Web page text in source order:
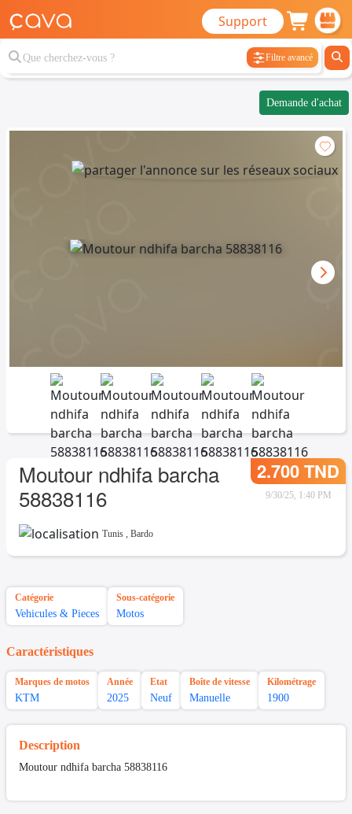
Support
Filtre avancé
Demande d'achat
Moutour ndhifa barcha
58838116
2.700 TND
9/30/25, 1:40 PM
Tunis , Bardo
Catégorie
Vehicules & Pieces
Sous-catégorie
Motos
Caractéristiques
Marques de motos
KTM
Année
2025
Etat
Neuf
Boîte de vitesse
Manuelle
Kilométrage
1900
Description
Moutour ndhifa barcha 58838116